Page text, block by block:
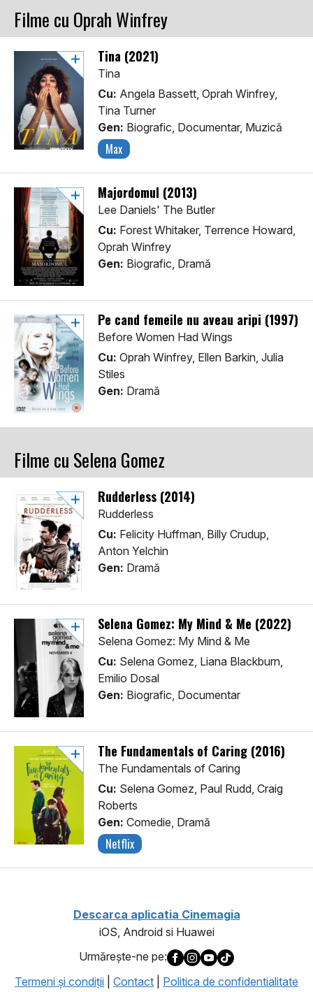
Filme cu Oprah Winfrey
Tina (2021)
Tina
Cu: Angela Bassett, Oprah Winfrey,
Tina Turner
Gen: Biografic, Documentar, Muzică
Max
Majordomul (2013)
Lee Daniels' The Butler
Cu: Forest Whitaker, Terrence Howard,
Oprah Winfrey
Gen: Biografic, Dramă
Pe cand femeile nu aveau aripi (1997)
Before Women Had Wings
Cu: Oprah Winfrey, Ellen Barkin, Julia
Stiles
Gen: Dramă
Filme cu Selena Gomez
Rudderless (2014)
Rudderless
Cu: Felicity Huffman, Billy Crudup,
Anton Yelchin
Gen: Dramă
Selena Gomez: My Mind & Me (2022)
Selena Gomez: My Mind & Me
Cu: Selena Gomez, Liana Blackburn,
Emilio Dosal
Gen: Biografic, Documentar
The Fundamentals of Caring (2016)
The Fundamentals of Caring
Cu: Selena Gomez, Paul Rudd, Craig
Roberts
Gen: Comedie, Dramă
Netflix
Descarca aplicatia Cinemagia
iOS, Android si Huawei
Urmăreşte-ne pe:
Termeni şi condiţii
Contact
Politica de confidentialitate